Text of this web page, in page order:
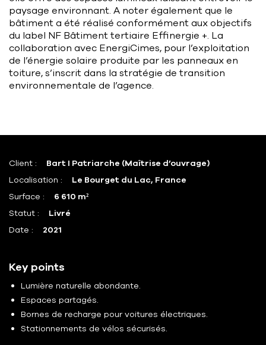
paysage environnant. A noter également que le
bâtiment a été réalisé conformément aux objectifs
du label NF Bâtiment tertiaire Effinergie +. La
collaboration avec EnergiCimes, pour l’exploitation
de l’énergie solaire produite par les panneaux en
toiture, s’inscrit dans la stratégie de transition
environnementale de l’agence.
Client :
Bart I Patriarche (Maîtrise d’ouvrage)
Localisation :
Le Bourget du Lac, France
Surface :
6 610 m²
Statut :
Livré
Date :
2021
Key points
Lumière naturelle abondante.
Espaces partagés.
Bornes de recharge pour voitures électriques.
Stationnements de vélos sécurisés.